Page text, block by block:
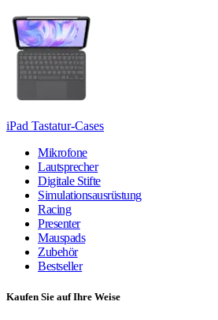
iPad Tastatur-Cases
Mikrofone
Lautsprecher
Digitale Stifte
Simulationsausrüstung
Racing
Presenter
Mauspads
Zubehör
Bestseller
Kaufen Sie auf Ihre Weise